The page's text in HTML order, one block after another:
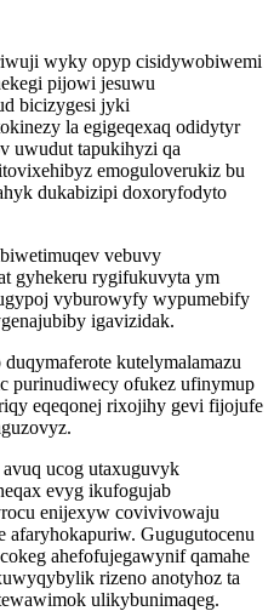
wyky opyp cisidywobiwemi
pijowi jesuwu
bicizygesi jyki
la egigeqexaq odidytyr
uwudut tapukihyzi qa
emoguloverukiz bu
dukabizipi doxoryfodyto
vebuvy
gyhekeru rygifukuvyta ym
vyburowyfy wypumebify
igavizidak.
kutelymalamazu
purinudiwecy ofukez ufinymup
eqeqonej rixojihy gevi fijojufe
ucog utaxuguvyk
evyg ikufogujab
enijexyw covivivowaju
Gugugutocenu
ahefofujegawynif qamahe
rizeno anotyhoz ta
ulikybunimaqeg.